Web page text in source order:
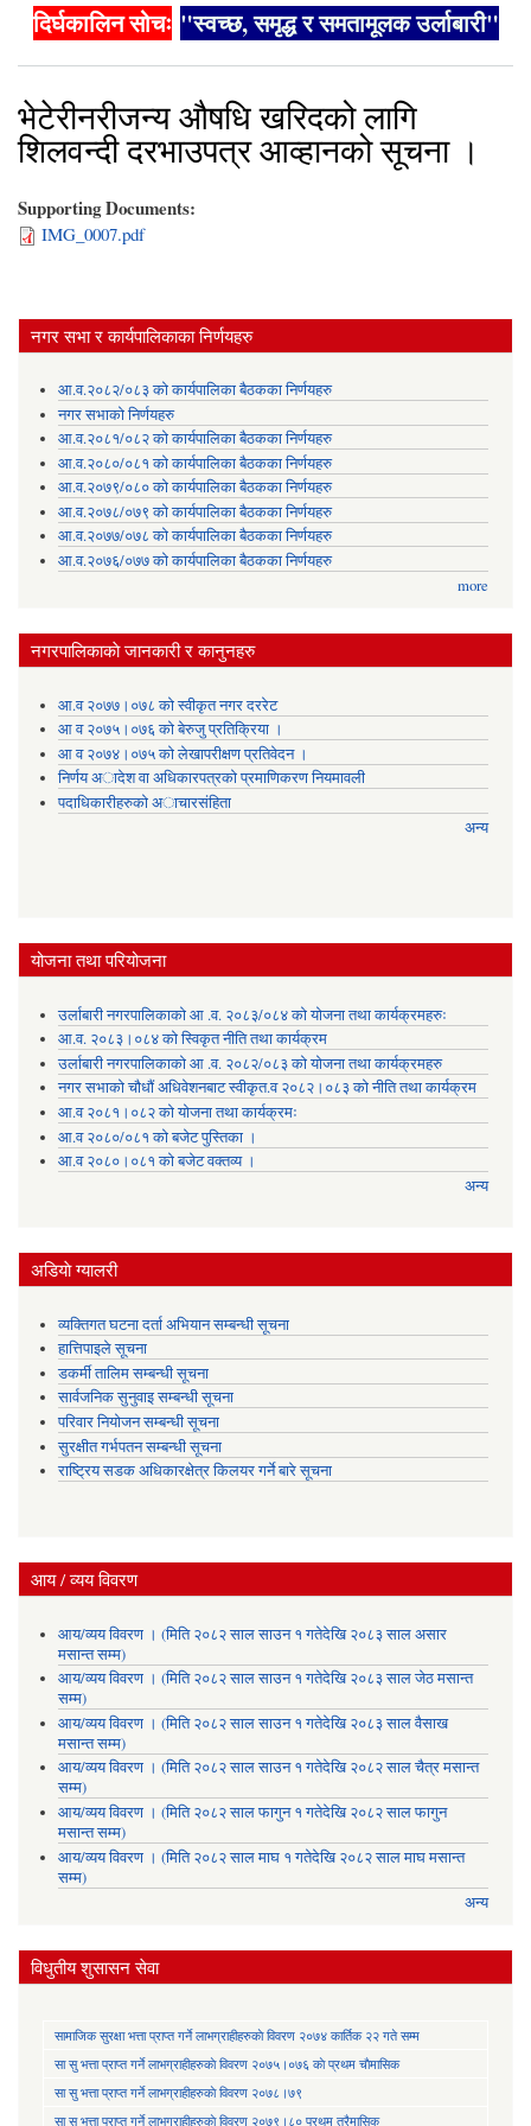
दिर्घकालिन सोचः "स्वच्छ, समृद्ध र समतामूलक उर्लाबारी"
भेटेरीनरीजन्य औषधि खरिदको लागि
शिलवन्दी दरभाउपत्र आव्हानको सूचना ।
Supporting Documents:
IMG_0007.pdf
नगर सभा र कार्यपालिकाका निर्णयहरु
आ.व.२०८२/०८३ को कार्यपालिका बैठकका निर्णयहरु
नगर सभाको निर्णयहरु
आ.व.२०८१/०८२ को कार्यपालिका बैठकका निर्णयहरु
आ.व.२०८०/०८१ को कार्यपालिका बैठकका निर्णयहरु
आ.व.२०७९/०८० को कार्यपालिका बैठकका निर्णयहरु
आ.व.२०७८/०७९ को कार्यपालिका बैठकका निर्णयहरु
आ.व.२०७७/०७८ को कार्यपालिका बैठकका निर्णयहरु
आ.व.२०७६/०७७ को कार्यपालिका बैठकका निर्णयहरु
more
नगरपालिकाकाे जानकारी र कानुनहरु
आ.व २०७७।०७८ को स्वीकृत नगर दररेट
आ व २०७५।०७६ को बेरुजु प्रतिक्रिया ।
आ व २०७४।०७५ काे लेखापरीक्षण प्रतिवेदन ।
निर्णय अादेश वा अधिकारपत्रकाे प्रमाणिकरण नियमावली
पदाधिकारीहरुको अाचारसंहिता
अन्य
योजना तथा परियोजना
उर्लाबारी नगरपालिकाको आ .व. २०८३/०८४ को योजना तथा कार्यक्रमहरुः
आ.व. २०८३।०८४ को स्विकृत नीति तथा कार्यक्रम
उर्लाबारी नगरपालिकाको आ .व. २०८२/०८३ को योजना तथा कार्यक्रमहरु
नगर सभाको चौधौं अधिवेशनबाट स्वीकृत.व २०८२।०८३ को नीति तथा कार्यक्रम
आ.व २०८१।०८२ को योजना तथा कार्यक्रमः
आ.व २०८०/०८१ को बजेट पुस्तिका ।
आ.व २०८०।०८१ को बजेट वक्तव्य ।
अन्य
अडियाे ग्यालरी
व्यक्तिगत घटना दर्ता अभियान सम्बन्धी सूचना
हात्तिपाइले सूचना
डकर्मी तालिम सम्बन्धी सूचना
सार्वजनिक सुनुवाइ सम्बन्धी सूचना
परिवार नियोजन सम्बन्धी सूचना
सुरक्षीत गर्भपतन सम्बन्धी सूचना
राष्ट्रिय सडक अधिकारक्षेत्र किलयर गर्ने बारे सूचना
आय / व्यय विवरण
आय/व्यय विवरण । (मिति २०८२ साल साउन १ गतेदेखि २०८३ साल असार
मसान्त सम्म)
आय/व्यय विवरण । (मिति २०८२ साल साउन १ गतेदेखि २०८३ साल जेठ मसान्त
सम्म)
आय/व्यय विवरण । (मिति २०८२ साल साउन १ गतेदेखि २०८३ साल वैसाख
मसान्त सम्म)
आय/व्यय विवरण । (मिति २०८२ साल साउन १ गतेदेखि २०८२ साल चैत्र मसान्त
सम्म)
आय/व्यय विवरण । (मिति २०८२ साल फागुन १ गतेदेखि २०८२ साल फागुन
मसान्त सम्म)
आय/व्यय विवरण । (मिति २०८२ साल माघ १ गतेदेखि २०८२ साल माघ मसान्त
सम्म)
अन्य
विधुतीय शुसासन सेवा
सामाजिक सुरक्षा भत्ता प्राप्त गर्ने लाभग्राहीहरुकाे विवरण २०७४ कार्तिक २२ गते सम्म
सा‍ सु भत्ता प्राप्त गर्ने लाभग्राहीहरुकाे विवरण २०७५।०७६ काे प्रथम चाैमासिक
सा‍ सु भत्ता प्राप्त गर्ने लाभग्राहीहरुकाे विवरण २०७८।७९
सा‍ सु भत्ता प्राप्त गर्ने लाभग्राहीहरुकाे विवरण २०७९।८० प्रथम त्रैमासिक